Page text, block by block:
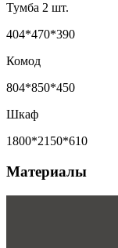
Тумба 2 шт.
404*470*390
Комод
804*850*450
Шкаф
1800*2150*610
Материалы